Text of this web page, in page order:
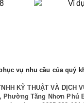
vụ nhu cầu của quý
KỸ THUẬT VÀ DỊCH
Tăng Nhơn Phú